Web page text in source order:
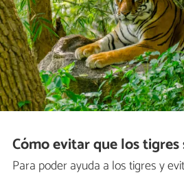
Cómo evitar que los
Para poder ayuda a los tigres y